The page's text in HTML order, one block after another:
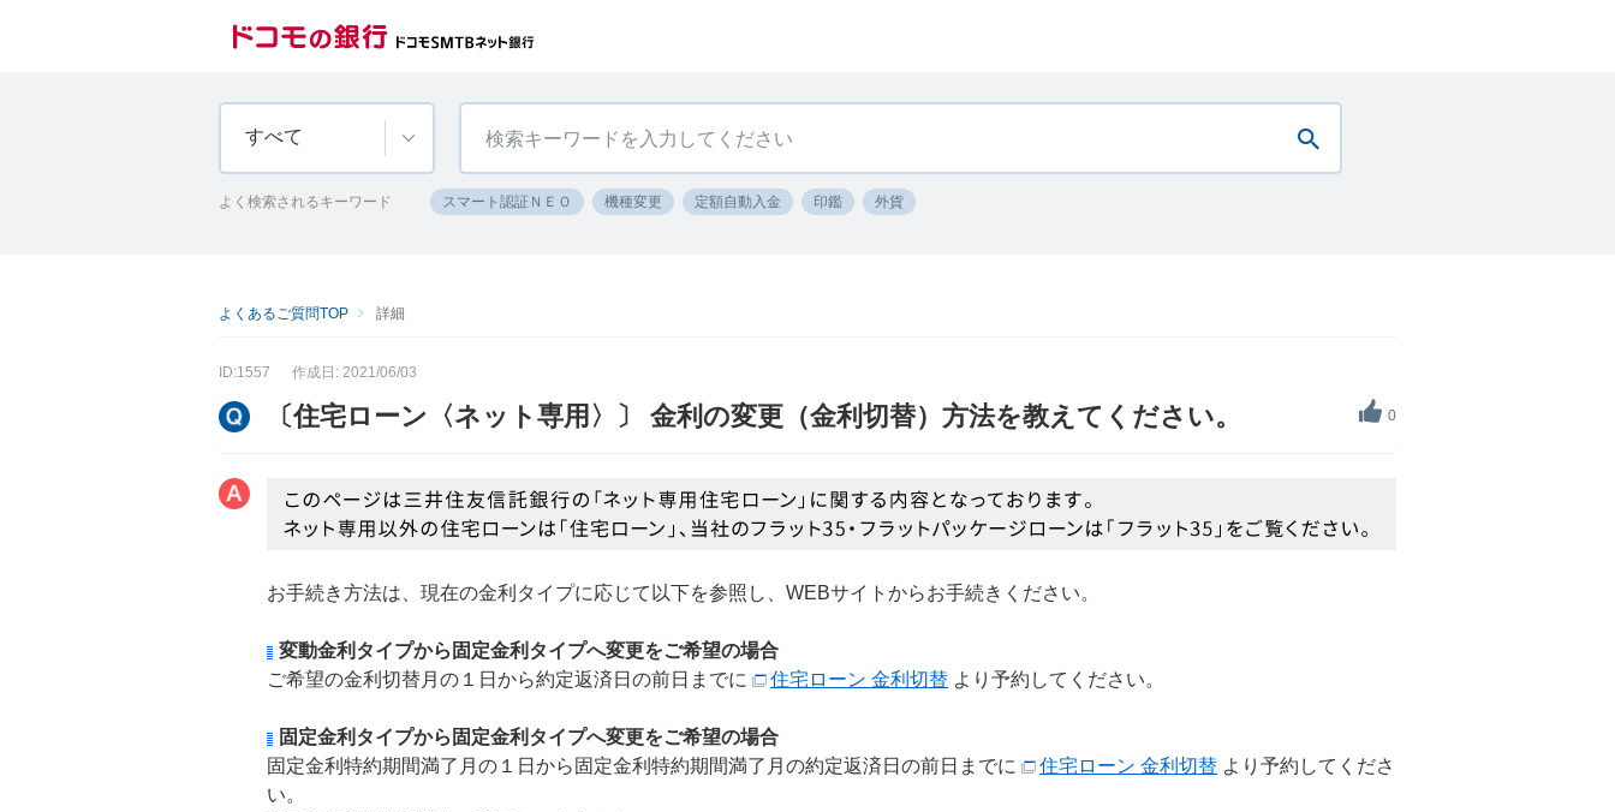
すべて
よく検索されるキーワード スマート認証ＮＥＯ 機種変更 定額自動入金 印鑑 外貨
よくあるご質問TOP 詳細
ID:1557 作成日: 2021/06/03
0
〔住宅ローン〈ネット専用〉〕 金利の変更（金利切替）方法を教えてください。
お手続き方法は、現在の金利タイプに応じて以下を参照し、WEBサイトからお手続きください。
変動金利タイプから固定金利タイプへ変更をご希望の場合
ご希望の金利切替月の１日から約定返済日の前日までに
住宅ローン 金利切替 より予約してください。
固定金利タイプから固定金利タイプへ変更をご希望の場合
固定金利特約期間満了月の１日から固定金利特約期間満了月の約定返済日の前日までに
住宅ローン 金利切替 より予約してくださ
い。